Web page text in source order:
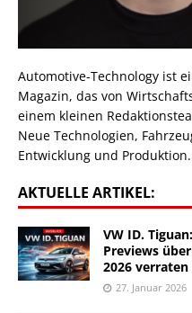
Automotive-Technology ist
Magazin, das von
einem kleinen
Neue Technologien,
Entwicklung und Produktion.
AKTUELLE ARTIKEL:
VW ID.
Previews
2026 verraten
27. Januar 2026